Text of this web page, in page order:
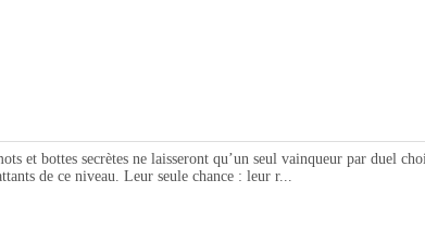
et bottes secrètes ne laisseront qu’un seul vainqueur par duel
de ce niveau. Leur seule chance : leur r...